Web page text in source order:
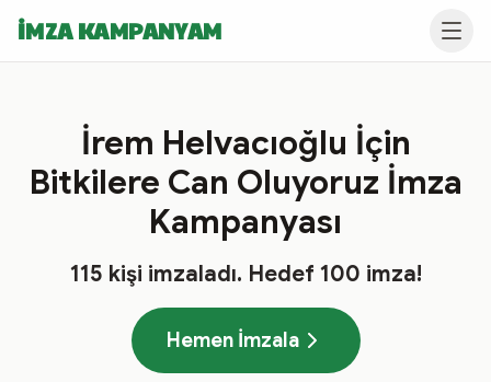
İMZA KAMPANYAM
İrem Helvacıoğlu İçin
Bitkilere Can Oluyoruz İmza
Kampanyası
115 kişi imzaladı. Hedef 100 imza!
Hemen İmzala